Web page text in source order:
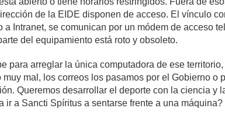
de la EIDE disponen de acceso. El vínculo
Intranet, se comunican por un módem de acceso
del equipamiento está roto y obsoleto.
para arreglar la única computadora de ese
muy mal, los correos los pasamos por el Gobierno o
Queremos desarrollar el deporte con la ciencia y
a Sancti Spíritus a sentarse frente a una máquina?